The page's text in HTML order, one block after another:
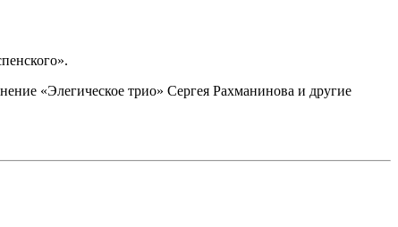
«Элегическое трио» Сергея Рахманинова и другие